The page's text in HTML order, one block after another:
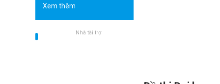
Xem thêm
Nhà tài trợ